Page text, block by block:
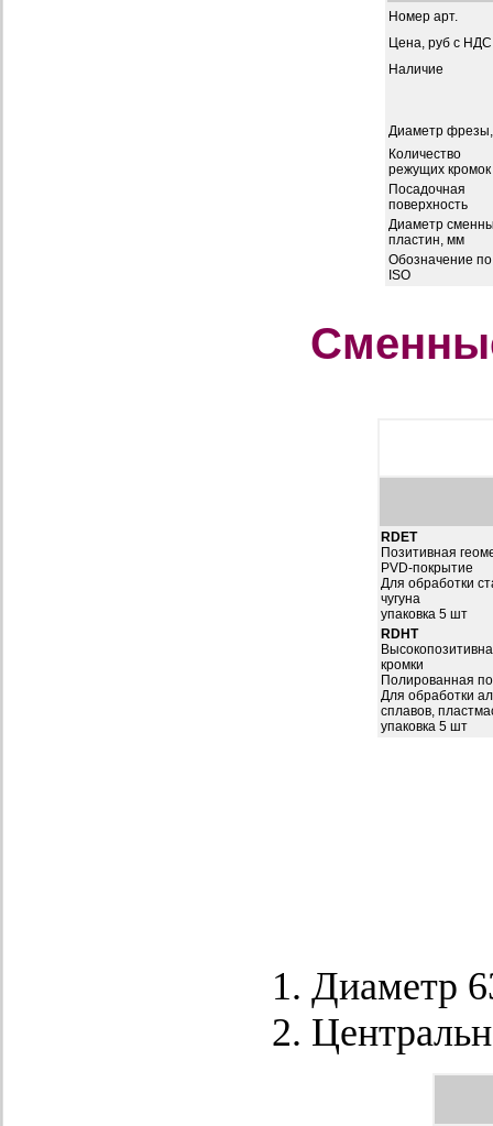
Номер арт.
Цена, руб с НДС
Наличие
Диаметр
Количество
режущих кромок
Посадочная
поверхность
Диаметр
пластин, мм
Обозначение по
ISO
RDET
Позитивная
PVD-покрытие
Для обработки
чугуна
упаковка 5 шт
RDHT
кромки
Полированная
Для обработки
сплавов,
упаковка 5 шт
Диаметр